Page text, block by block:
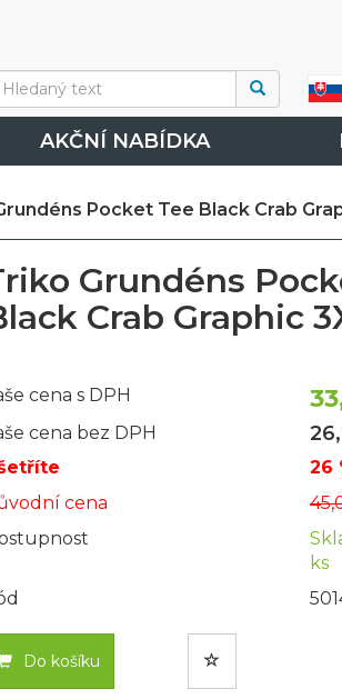
AKČNÍ NABÍDKA
Pocket Tee Black Crab
Grundéns
Crab Graphic
cena s DPH
cena bez DPH
26
cena
ks
Do košíku